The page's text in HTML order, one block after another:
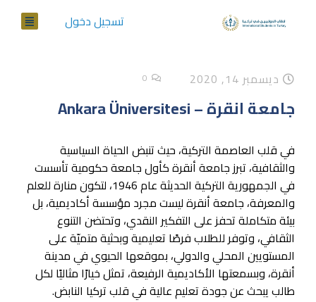
تسجيل دخول
ديسمبر 14, 2020 0
جامعة انقرة – Ankara Üniversitesi
في قلب العاصمة التركية، حيث تنبض الحياة السياسية
والثقافية، تبرز جامعة أنقرة كأول جامعة حكومية تأسست
في الجمهورية التركية الحديثة عام 1946، لتكون منارة للعلم
والمعرفة، جامعة أنقرة ليست مجرد مؤسسة أكاديمية، بل
بيئة متكاملة تحفز على التفكير النقدي، وتحتضن التنوع
الثقافي، وتوفر للطلاب فرصًا تعليمية وبحثية متميّة على
المستويين المحلي والدولي، بموقعها الحيوي في مدينة
أنقرة، وبسمعتها الأكاديمية الرفيعة، تمثل خيارًا مثاليًا لكل
طالب يبحث عن جودة تعليم عالية في قلب تركيا النابض.